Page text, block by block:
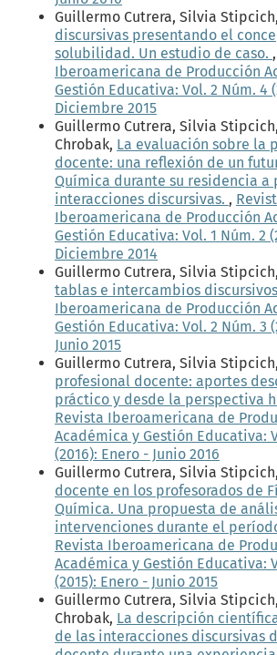
Guillermo Cutrera, Silvia Stipcich,
discursivas presentando el
solubilidad. Un estudio de caso. ,
Iberoamericana de Producción
Gestión Educativa: Vol. 2 Núm. 4
Diciembre 2015
Guillermo Cutrera, Silvia
Chrobak, La evaluación sobre la
docente: una reflexión de un
Química durante su residencia a
interacciones discursivas. ,
Iberoamericana de Producción
Gestión Educativa: Vol. 1 Núm. 2
Diciembre 2014
Guillermo Cutrera, Silvia Stipcich,
tablas e intercambios discursivos
Iberoamericana de Producción
Gestión Educativa: Vol. 2 Núm. 3
Junio 2015
Guillermo Cutrera, Silvia Stipcich,
profesional docente: aportes
práctico y desde la perspectiva
Revista Iberoamericana de
Académica y Gestión Educativa:
(2016): Enero - Junio 2016
Guillermo Cutrera, Silvia Stipcich,
docente en los profesorados de
Química. Una propuesta de
intervenciones durante el
Revista Iberoamericana de
Académica y Gestión Educativa:
(2015): Enero - Junio 2015
Guillermo Cutrera, Silvia
Chrobak, La descripción
de las interacciones discursivas